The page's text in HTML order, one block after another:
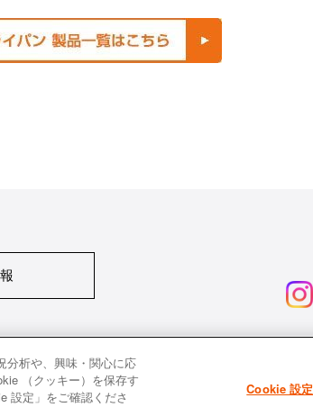
are © Le Creuset Japon KK. All rights reserved.
分析や、興味・関心に応
（クッキー）を保存す
設定」をご確認くださ
Cookie 設定